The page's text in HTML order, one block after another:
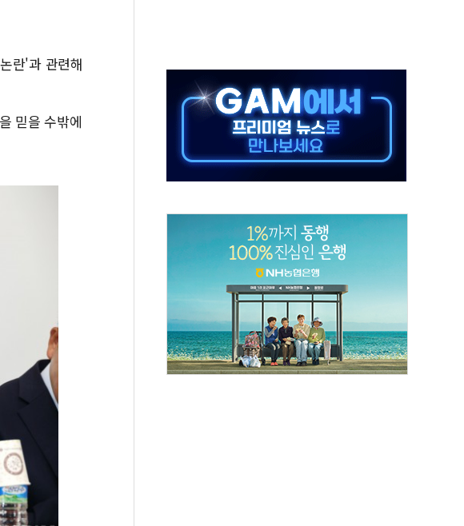
다툼 중 어머니 흉기 살해 10대 아들 체포
낸 김민석에 '뻔뻔' 받아친 정청래…제주 연설서 신경전 고조
란'과 관련해
믿을 수밖에